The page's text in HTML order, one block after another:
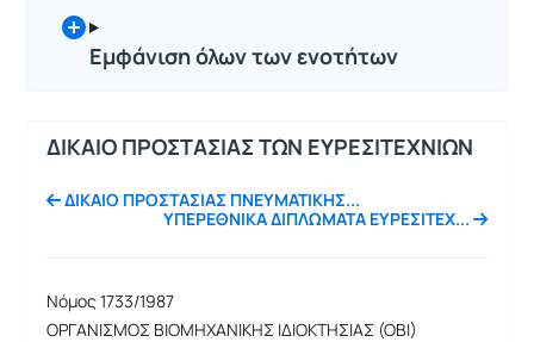
Εμφάνιση όλων των ενοτήτων
ΔΙKΑΙΟ ΠΡΟΣΤΑΣΙΑΣ ΤΩΝ ΕΥΡΕΣΙΤΕΧΝΙΩΝ
ΔΙKΑΙΟ ΠΡΟΣΤΑΣΙΑΣ ΠΝΕΥΜΑΤΙKΗΣ...
ΥΠΕΡΕΘΝΙΚΑ ΔΙΠΛΩΜΑΤΑ ΕΥΡΕΣΙΤΕΧ...
Νόμος 1733/1987
ΟΡΓΑΝΙΣΜΟΣ ΒΙΟΜΗΧΑΝΙΚΗΣ ΙΔΙΟΚΤΗΣΙΑΣ (ΟΒΙ)